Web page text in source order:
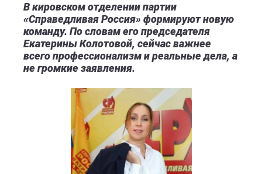
В кировском отделении партии
«Справедливая Россия» формируют новую
команду. По словам его председателя
Екатерины Колотовой, сейчас важнее
всего профессионализм и реальные дела, а
не громкие заявления.